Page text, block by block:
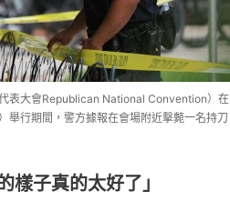
表大會Republican National Convention）在
行期間，警方據報在會場附近擊斃一名持刀
樣子真的太好了」